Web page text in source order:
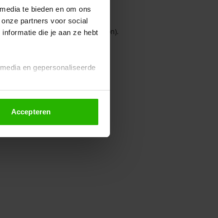
te bieden en om ons
partners voor social
die je aan ze hebt
en gepersonaliseerde
altijd wijzigen of
Accepteren
console for more information).